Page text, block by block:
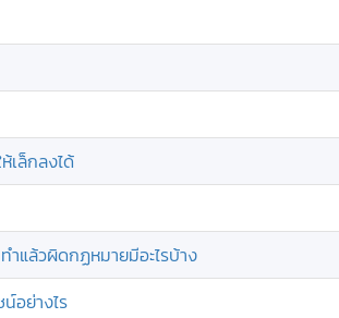
เล็กลงได้
แล้วผิดกฏหมายมีอะไรบ้าง
น์อย่างไร